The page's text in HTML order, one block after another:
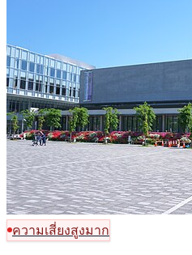
ความเสี่ยงสูงมาก